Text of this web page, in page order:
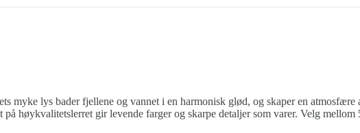
myke lys bader fjellene og vannet i en harmonisk glød, og skaper en atmosfære
høykvalitetslerret gir levende farger og skarpe detaljer som varer. Velg